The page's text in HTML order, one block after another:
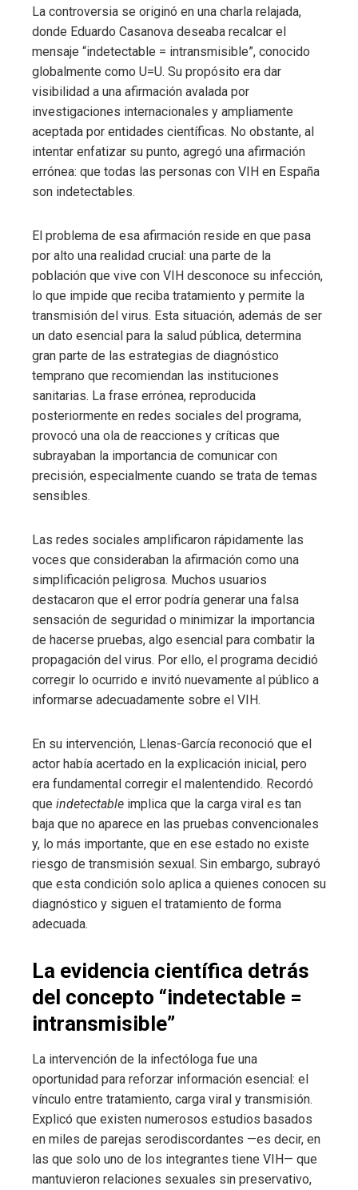
La controversia se originó en una charla relajada,
donde Eduardo Casanova deseaba recalcar el
mensaje “indetectable = intransmisible”, conocido
globalmente como U=U. Su propósito era dar
visibilidad a una afirmación avalada por
investigaciones internacionales y ampliamente
aceptada por entidades científicas. No obstante, al
intentar enfatizar su punto, agregó una afirmación
errónea: que todas las personas con VIH en España
son indetectables.
El problema de esa afirmación reside en que pasa
por alto una realidad crucial: una parte de la
población que vive con VIH desconoce su infección,
lo que impide que reciba tratamiento y permite la
transmisión del virus. Esta situación, además de ser
un dato esencial para la salud pública, determina
gran parte de las estrategias de diagnóstico
temprano que recomiendan las instituciones
sanitarias. La frase errónea, reproducida
posteriormente en redes sociales del programa,
provocó una ola de reacciones y críticas que
subrayaban la importancia de comunicar con
precisión, especialmente cuando se trata de temas
sensibles.
Las redes sociales amplificaron rápidamente las
voces que consideraban la afirmación como una
simplificación peligrosa. Muchos usuarios
destacaron que el error podría generar una falsa
sensación de seguridad o minimizar la importancia
de hacerse pruebas, algo esencial para combatir la
propagación del virus. Por ello, el programa decidió
corregir lo ocurrido e invitó nuevamente al público a
informarse adecuadamente sobre el VIH.
En su intervención, Llenas-García reconoció que el
actor había acertado en la explicación inicial, pero
era fundamental corregir el malentendido. Recordó
que indetectable implica que la carga viral es tan
baja que no aparece en las pruebas convencionales
y, lo más importante, que en ese estado no existe
riesgo de transmisión sexual. Sin embargo, subrayó
que esta condición solo aplica a quienes conocen su
diagnóstico y siguen el tratamiento de forma
adecuada.
La evidencia científica detrás
del concepto “indetectable =
intransmisible”
La intervención de la infectóloga fue una
oportunidad para reforzar información esencial: el
vínculo entre tratamiento, carga viral y transmisión.
Explicó que existen numerosos estudios basados
en miles de parejas serodiscordantes —es decir, en
las que solo uno de los integrantes tiene VIH— que
mantuvieron relaciones sexuales sin preservativo,